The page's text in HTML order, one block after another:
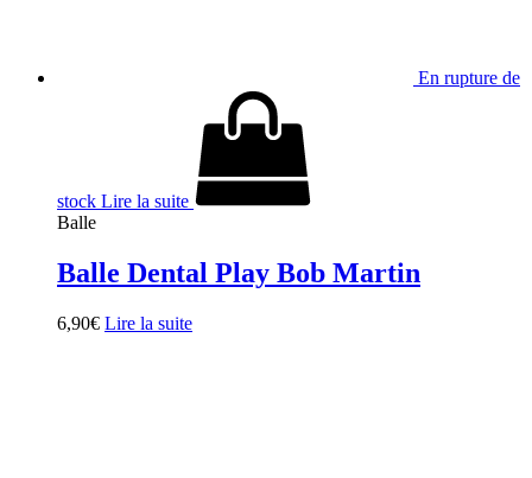
En rupture de
stock Lire la suite
Balle
Balle Dental Play Bob Martin
6,90€ Lire la suite